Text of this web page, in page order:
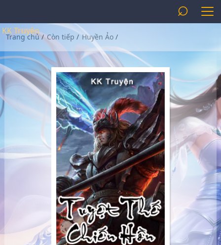
KK Truyện
⌕
Trang chủ/ Còn tiếp / Huyền Ảo/